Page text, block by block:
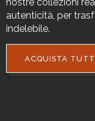
autenticità, per
indelebile.
ACQUISTA